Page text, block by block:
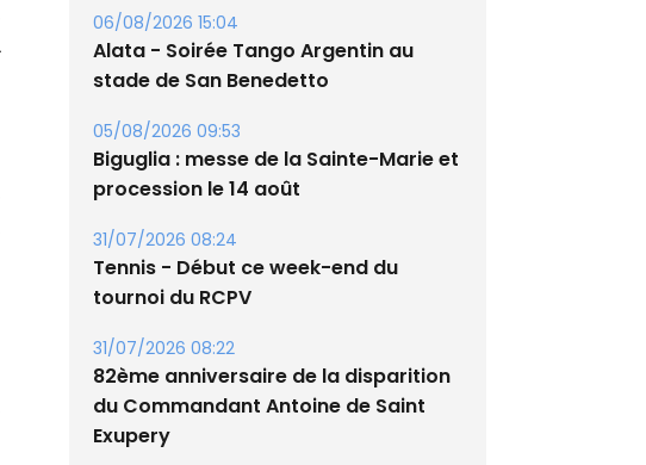
06/08/2026 15:04
Alata - Soirée Tango Argentin au
stade de San Benedetto
05/08/2026 09:53
Biguglia : messe de la Sainte-Marie et
procession le 14 août
31/07/2026 08:24
Tennis - Début ce week-end du
tournoi du RCPV
31/07/2026 08:22
82ème anniversaire de la disparition
du Commandant Antoine de Saint
Exupery